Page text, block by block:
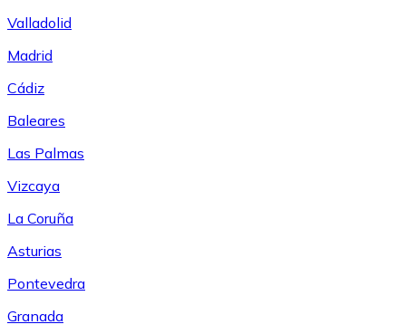
Valladolid
Madrid
Cádiz
Baleares
Las Palmas
Vizcaya
La Coruña
Asturias
Pontevedra
Granada